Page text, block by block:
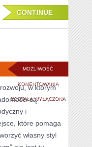
CONTINUE
MOŻLIWOŚĆ
KOMENTOWANIAMATEMATYKA
ZOSTAŁA WYŁĄCZONA
w którym
są
i
które pomaga
własny styl